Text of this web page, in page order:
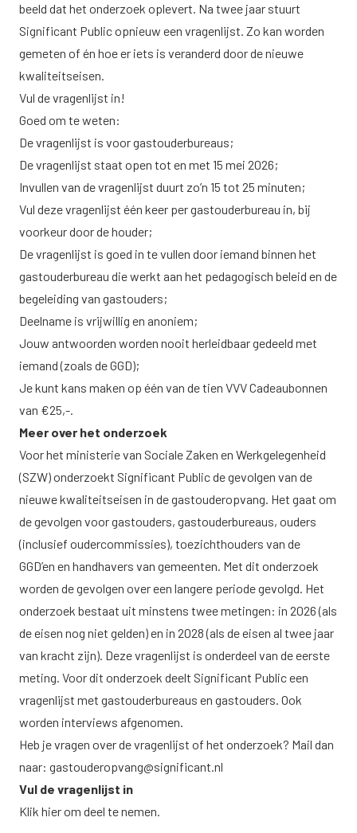
beeld dat het onderzoek oplevert. Na twee jaar stuurt
Significant Public opnieuw een vragenlijst. Zo kan worden
gemeten of én hoe er iets is veranderd door de nieuwe
kwaliteitseisen.
Vul de vragenlijst in!
Goed om te weten:
De vragenlijst is voor gastouderbureaus;
De vragenlijst staat open tot en met 15 mei 2026;
Invullen van de vragenlijst duurt zo’n 15 tot 25 minuten;
Vul deze vragenlijst één keer per gastouderbureau in, bij
voorkeur door de houder;
De vragenlijst is goed in te vullen door iemand binnen het
gastouderbureau die werkt aan het pedagogisch beleid en de
begeleiding van gastouders;
Deelname is vrijwillig en anoniem;
Jouw antwoorden worden nooit herleidbaar gedeeld met
iemand (zoals de GGD);
Je kunt kans maken op één van de tien VVV Cadeaubonnen
van €25,-.
Meer over het onderzoek
Voor het ministerie van Sociale Zaken en Werkgelegenheid
(SZW) onderzoekt Significant Public de gevolgen van de
nieuwe kwaliteitseisen in de gastouderopvang. Het gaat om
de gevolgen voor gastouders, gastouderbureaus, ouders
(inclusief oudercommissies), toezichthouders van de
GGD’en en handhavers van gemeenten. Met dit onderzoek
worden de gevolgen over een langere periode gevolgd. Het
onderzoek bestaat uit minstens twee metingen: in 2026 (als
de eisen nog niet gelden) en in 2028 (als de eisen al twee jaar
van kracht zijn). Deze vragenlijst is onderdeel van de eerste
meting. Voor dit onderzoek deelt Significant Public een
vragenlijst met gastouderbureaus en gastouders. Ook
worden interviews afgenomen.
Heb je vragen over de vragenlijst of het onderzoek? Mail dan
naar: gastouderopvang@significant.nl
Vul de vragenlijst in
Klik hier om deel te nemen.